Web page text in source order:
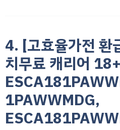
4. [고효율가전 환
치무료 캐리어
1PAWWMDG,